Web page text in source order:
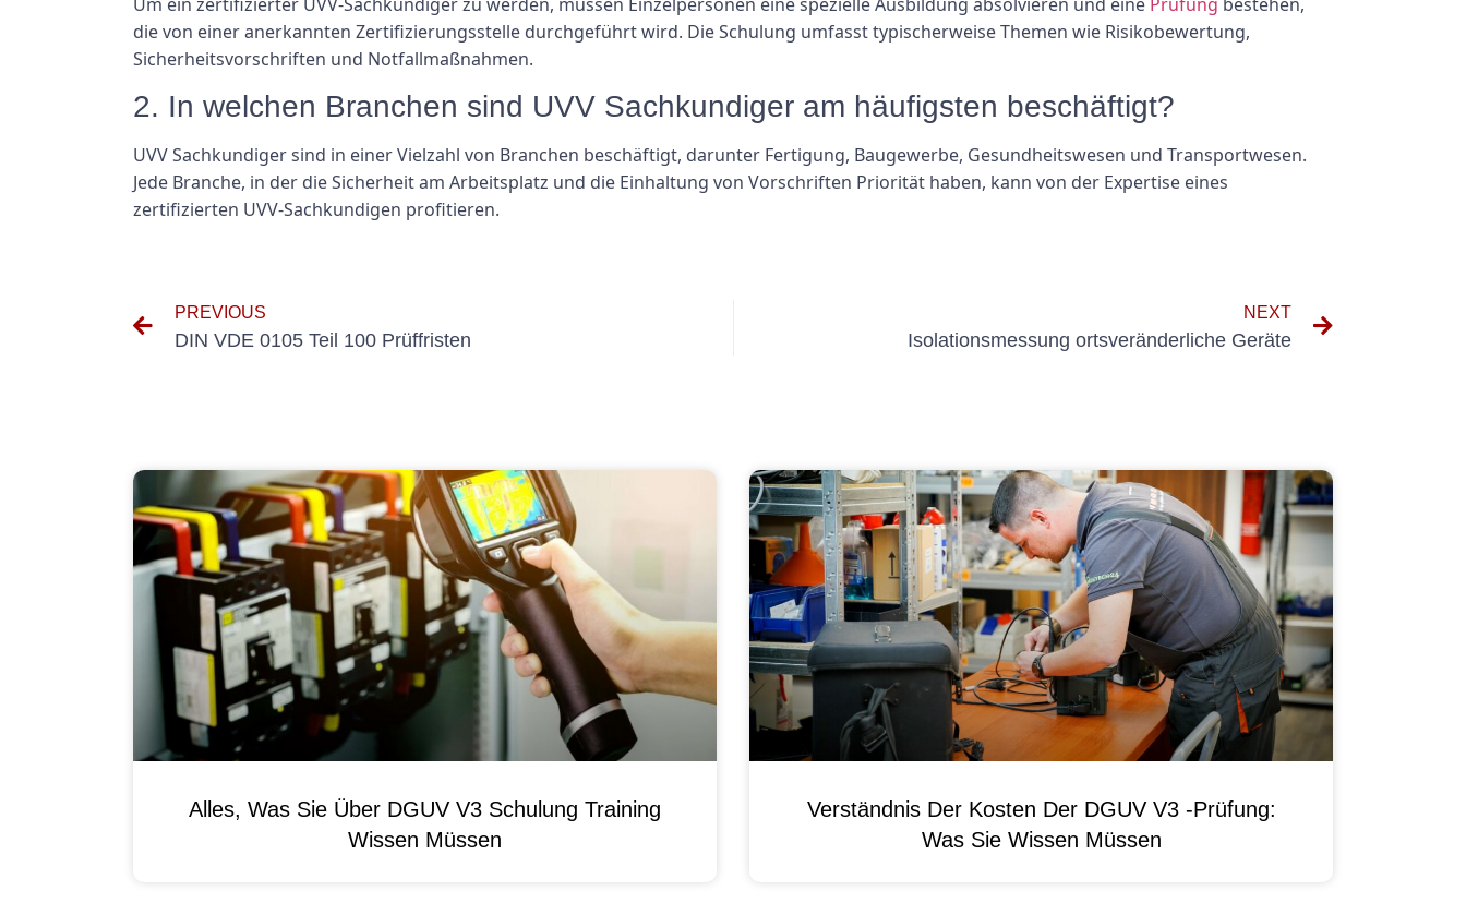
die von einer anerkannten Zertifizierungsstelle durchgeführt wird. Die Schulung umfasst typischerweise Themen wie Risikobewertung,
Sicherheitsvorschriften und Notfallmaßnahmen.
2. In welchen Branchen sind UVV Sachkundiger am häufigsten beschäftigt?
UVV Sachkundiger sind in einer Vielzahl von Branchen beschäftigt, darunter Fertigung, Baugewerbe, Gesundheitswesen und Transportwesen.
Jede Branche, in der die Sicherheit am Arbeitsplatz und die Einhaltung von Vorschriften Priorität haben, kann von der Expertise eines
zertifizierten UVV-Sachkundigen profitieren.
PREVIOUS
DIN VDE 0105 Teil 100 Prüffristen
NEXT
Isolationsmessung ortsveränderliche Geräte
Alles, Was Sie Über DGUV V3 Schulung Training
Wissen Müssen
Verständnis Der Kosten Der DGUV V3 -Prüfung:
Was Sie Wissen Müssen